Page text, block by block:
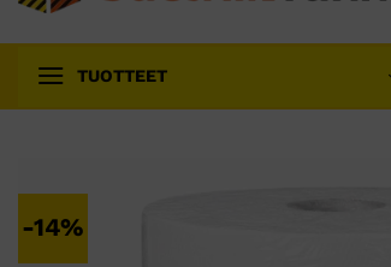
TUOTTEET
-14%